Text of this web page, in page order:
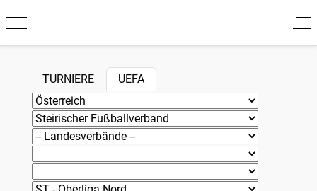
Mobile Menu Toggle
TURNIERE UEFA